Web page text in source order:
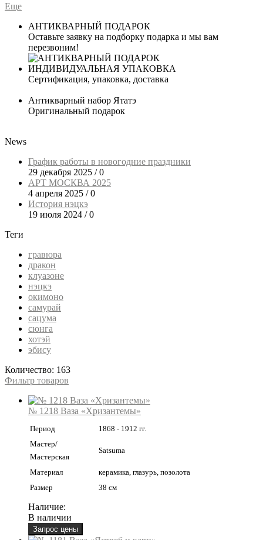
Еще
АНТИКВАРНЫЙ ПОДАРОК
Оставьте заявку на подборку подарка и мы вам
перезвоним!
ИНДИВИДУАЛЬНАЯ УПАКОВКА
Сертификация, упаковка, доставка
Антикварный набор Ятатэ
Оригинальный подарок
News
График работы в новогодние праздники
29 декабря 2025 /0
АРТ МОСКВА 2025
4 апреля 2025 /0
История нэцкэ
19 июля 2024 /0
Теги
гравюра
дракон
клуазоне
нэцкэ
окимоно
самурай
сацума
сюнга
хотэй
эбису
Количество: 163
Фильтр товаров
№ 1218 Ваза «Хризантемы»
Период
1868 - 1912 гг.
Мастер/
Мастерская
Satsuma
Материал
керамика, глазурь, позолота
Размер
38 см
Наличие:
В наличии